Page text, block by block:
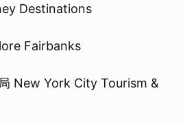
Destinations
Fairbanks
New York City Tourism &